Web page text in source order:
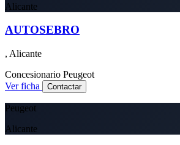
Alicante
AUTOSEBRO
, Alicante
Concesionario Peugeot
Ver ficha
Contactar
Peugeot
Alicante